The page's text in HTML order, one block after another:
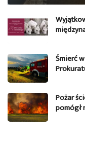
Śmierć
Pożar
pomógł